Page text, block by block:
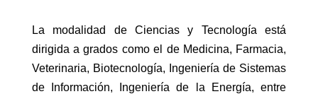
La modalidad de Ciencias y Tecnología está
dirigida a grados como el de Medicina, Farmacia,
Veterinaria, Biotecnología, Ingeniería de Sistemas
de Información, Ingeniería de la Energía, entre